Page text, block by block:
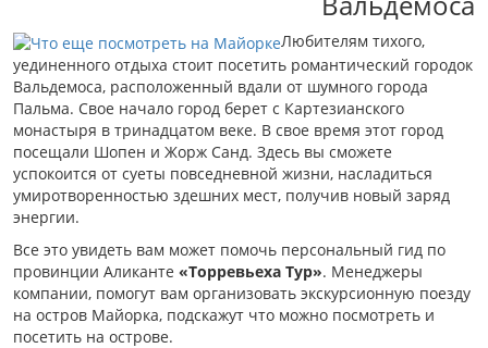
Любителям тихого,
уединенного отдыха стоит посетить романтический городок
Вальдемоса, расположенный вдали от шумного города
Пальма. Свое начало город берет с Картезианского
монастыря в тринадцатом веке. В свое время этот город
посещали Шопен и Жорж Санд. Здесь вы сможете
успокоится от суеты повседневной жизни, насладиться
умиротворенностью здешних мест, получив новый заряд
энергии.
Все это увидеть вам может помочь персональный гид по
провинции Аликанте «Торревьеха Тур». Менеджеры
компании, помогут вам организовать экскурсионную поезду
на остров Майорка, подскажут что можно посмотреть и
посетить на острове.